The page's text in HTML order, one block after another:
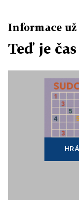
Informace už
Teď je